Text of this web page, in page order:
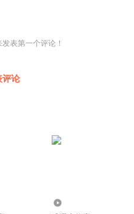
表第一个评论！
评论